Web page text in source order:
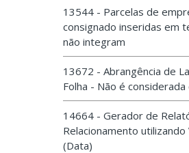
13544 - Parcelas de
consignado inseridas em
não integram
13672 - Abrangência de
Folha - Não é
14664 - Gerador de
Relacionamento
(Data)